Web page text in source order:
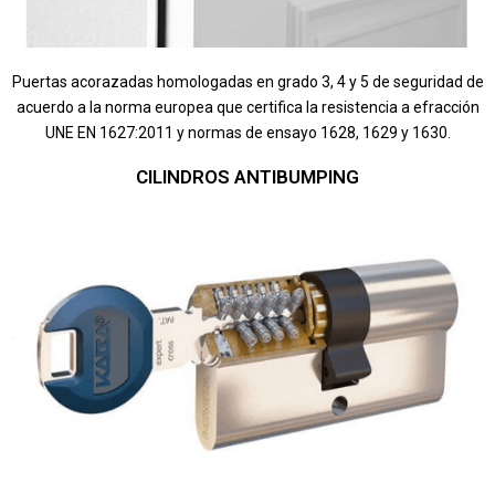
Puertas acorazadas homologadas en grado 3, 4 y 5 de seguridad de
acuerdo a la norma europea que certifica la resistencia a efracción
UNE EN 1627:2011 y normas de ensayo 1628, 1629 y 1630.
CILINDROS ANTIBUMPING